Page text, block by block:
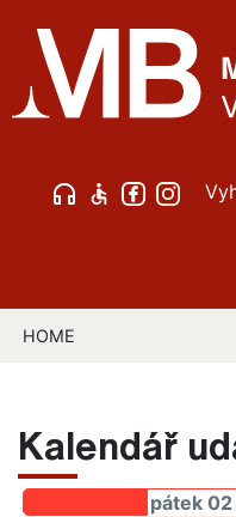
HOME
Kalendář
pátek